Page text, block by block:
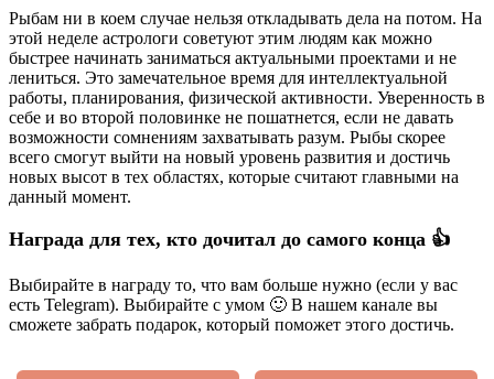
Рыбам ни в коем случае нельзя откладывать дела на потом. На
этой неделе астрологи советуют этим людям как можно
быстрее начинать заниматься актуальными проектами и не
лениться. Это замечательное время для интеллектуальной
работы, планирования, физической активности. Уверенность в
себе и во второй половинке не пошатнется, если не давать
возможности сомнениям захватывать разум. Рыбы скорее
всего смогут выйти на новый уровень развития и достичь
новых высот в тех областях, которые считают главными на
данный момент.
Награда для тех, кто дочитал до самого конца 👍
Выбирайте в награду то, что вам больше нужно (если у вас
есть Telegram). Выбирайте с умом 🙂 В нашем канале вы
сможете забрать подарок, который поможет этого достичь.